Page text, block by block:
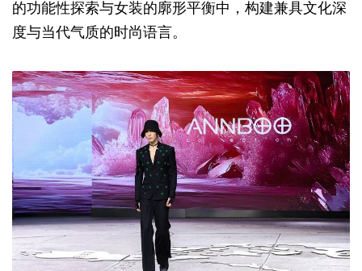
的功能性探索与女装的廓形平衡中，构建兼具文化深
度与当代气质的时尚语言。